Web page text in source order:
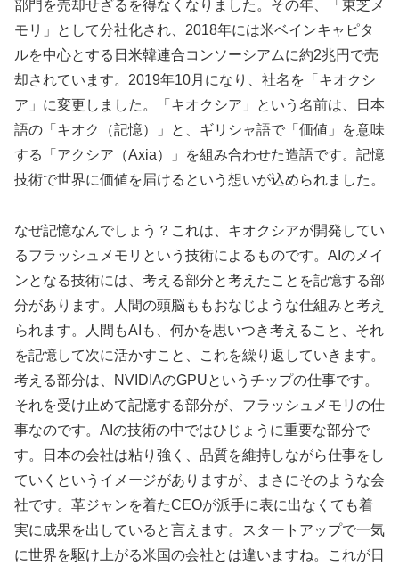
部門を売却せざるを得なくなりました。その年、「東芝メ
モリ」として分社化され、2018年には米ベインキャピタ
ルを中心とする日米韓連合コンソーシアムに約2兆円で売
却されています。2019年10月になり、社名を「キオクシ
ア」に変更しました。「キオクシア」という名前は、日本
語の「キオク（記憶）」と、ギリシャ語で「価値」を意味
する「アクシア（Axia）」を組み合わせた造語です。記憶
技術で世界に価値を届けるという想いが込められました。
なぜ記憶なんでしょう？これは、キオクシアが開発してい
るフラッシュメモリという技術によるものです。AIのメイ
ンとなる技術には、考える部分と考えたことを記憶する部
分があります。人間の頭脳ももおなじような仕組みと考え
られます。人間もAIも、何かを思いつき考えること、それ
を記憶して次に活かすこと、これを繰り返していきます。
考える部分は、NVIDIAのGPUというチップの仕事です。
それを受け止めて記憶する部分が、フラッシュメモリの仕
事なのです。AIの技術の中ではひじょうに重要な部分で
す。日本の会社は粘り強く、品質を維持しながら仕事をし
ていくというイメージがありますが、まさにそのような会
社です。革ジャンを着たCEOが派手に表に出なくても着
実に成果を出していると言えます。スタートアップで一気
に世界を駆け上がる米国の会社とは違いますね。これが日